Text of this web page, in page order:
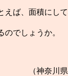
えば、面積にし
でしょうか。
K様